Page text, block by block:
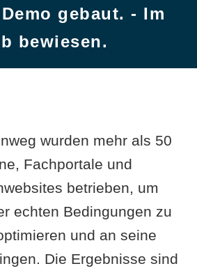
gebaut. - Im
bewiesen.
wurden mehr als 50
Fachportale und
betrieben, um
echten Bedingungen zu
und an seine
Die Ergebnisse sind